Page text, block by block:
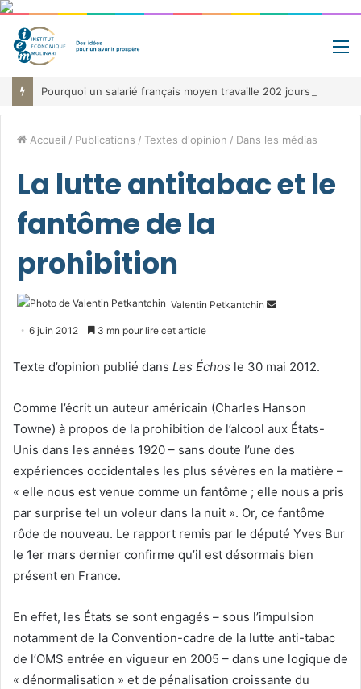
Accueil / Publications / Textes d'opinion / Dans les médias
La lutte antitabac et le
fantôme de la
prohibition
Valentin Petkantchin
Envoyer
6 juin 2012 3 mn pour lire cet article
Texte d’opinion publié dans Les Échos le 30 mai 2012.
Comme l’écrit un auteur américain (Charles Hanson
Towne) à propos de la prohibition de l’alcool aux États-
Unis dans les années 1920 – sans doute l’une des
expériences occidentales les plus sévères en la matière –
« elle nous est venue comme un fantôme ; elle nous a pris
par surprise tel un voleur dans la nuit ». Or, ce fantôme
rôde de nouveau. Le rapport remis par le député Yves Bur
le 1er mars dernier confirme qu’il est désormais bien
présent en France.
En effet, les États se sont engagés – sous l’impulsion
notamment de la Convention-cadre de la lutte anti-tabac
de l’OMS entrée en vigueur en 2005 – dans une logique de
« dénormalisation » et de pénalisation croissante du